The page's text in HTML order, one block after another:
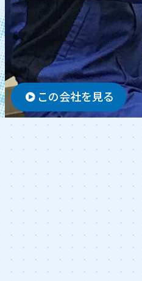
この会社を見る